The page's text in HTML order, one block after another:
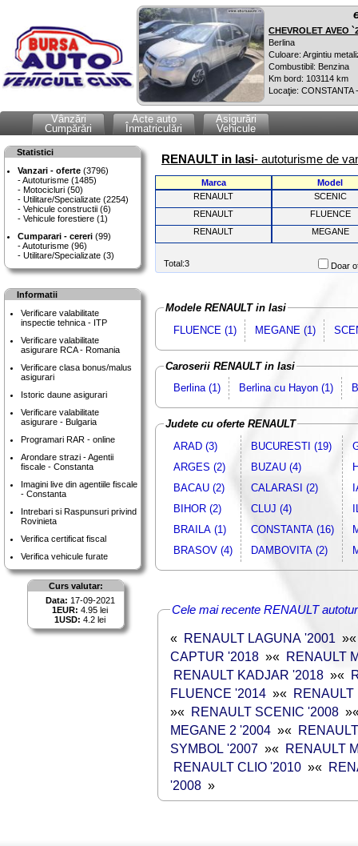
CHEVROLET AVEO
Berlina
Culoare: Argintiu
Combustibil: Benzina
Km bord: 103114 km
Locaţie: CONSTANTA
Vânzări
Cumpărări
Acte auto
Înmatriculări
Asigurări
Vehicule
Statistici
Vanzari - oferte (3796)
Autoturisme (1485)
Motocicluri (50)
Utilitare/Specializate (2254)
Vehicule constructii (6)
Vehicule forestiere (1)
Cumparari - cereri (99)
Autoturisme (96)
Utilitare/Specializate (3)
Informatii
Verificare valabilitate
inspectie tehnica - ITP
Verificare valabilitate
asigurare RCA - Romania
Verificare clasa bonus/malus
asigurari
Istoric daune asigurari
Verificare valabilitate
asigurare - Bulgaria
Programari RAR - online
Arondare strazi - Agentii
fiscale - Constanta
Imagini live din agentiile fiscale
- Constanta
Intrebari si Raspunsuri privind
Rovinieta
Verifica certificat fiscal
Verifica vehicule furate
Curs valutar:
Data: 17-09-2021
1EUR: 4.95 lei
1USD: 4.2 lei
RENAULT in Iasi- autoturisme de
Marca
Model
RENAULT
SCENIC
RENAULT
FLUENCE
RENAULT
MEGANE
Total:3 Doar
Modele RENAULT in Iasi
FLUENCE (1)
MEGANE (1)
Caroserii RENAULT in Iasi
Berlina (1)
Berlina cu Hayon (1)
Judete cu oferte RENAULT
ARAD (3)
ARGES (2)
BACAU (2)
BIHOR (2)
BRAILA (1)
BRASOV (4)
BUCURESTI (19)
BUZAU (4)
CALARASI (2)
CLUJ (4)
CONSTANTA (16)
DAMBOVITA (2)
Cele mai recente RENAULT
« RENAULT LAGUNA '2001 »
CAPTUR '2018 »« RENAULT
RENAULT KADJAR '2018 »«
FLUENCE '2014 »« RENAULT
»« RENAULT SCENIC '2008 »
MEGANE 2 '2004 »«
SYMBOL '2007 »« RENAULT
RENAULT CLIO '2010 »«
'2008 »